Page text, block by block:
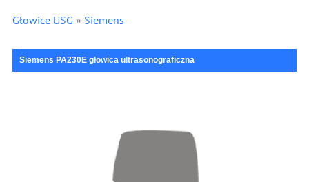
Głowice USG » Siemens
Siemens PA230E głowica ultrasonograficzna